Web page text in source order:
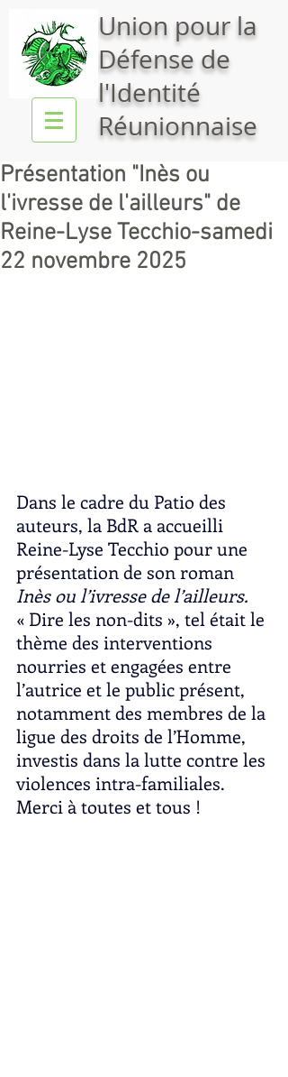
Union pour la
Défense de
l'Identité
Réunionnaise
Présentation "Inès ou
l'ivresse de l'ailleurs" de
Reine-Lyse Tecchio-samedi
22 novembre 2025
Dans le cadre du Patio des
auteurs, la BdR a accueilli
Reine-Lyse Tecchio pour une
présentation de son roman
Inès ou l’ivresse de l’ailleurs.
« Dire les non-dits », tel était le
thème des interventions
nourries et engagées entre
l’autrice et le public présent,
notamment des membres de la
ligue des droits de l’Homme,
investis dans la lutte contre les
violences intra-familiales.
Merci à toutes et tous !